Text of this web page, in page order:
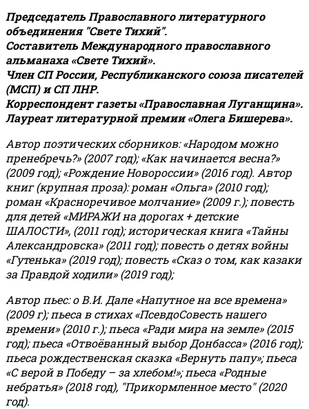
Председатель Православного литературного
объединения "Свете Тихий".
Составитель Международного православного
альманаха «Свете Тихий».
Член СП России, Республиканского союза писателей
(МСП) и СП ЛНР.
Корреспондент газеты «Православная Луганщина».
Лауреат литературной премии «Олега Бишерева».
Автор поэтических сборников: «Народом можно
пренебречь?» (2007 год); «Как начинается весна?»
(2009 год); «Рождение Новороссии» (2016 год). Автор
книг (крупная проза): роман «Ольга» (2010 год);
роман «Красноречивое молчание» (2009 г.); повесть
для детей «МИРАЖИ на дорогах + детские
ШАЛОСТИ», (2011 год); историческая книга «Тайны
Александровска» (2011 год); повесть о детях войны
«Гутенька» (2019 год); повесть «Сказ о том, как казаки
за Правдой ходили» (2019 год);
Автор пьес: о В.И. Дале «Напутное на все времена»
(2009 г); пьеса в стихах «ПсевдоСовесть нашего
времени» (2010 г.); пьеса «Ради мира на земле» (2015
год); пьеса «Отвоёванный выбор Донбасса» (2016 год);
пьеса рождественская сказка «Вернуть папу»; пьеса
«С верой в Победу – за хлебом!»;пьеса «Родные
небратья» (2018 год), "Прикормленное место" (2020
год).